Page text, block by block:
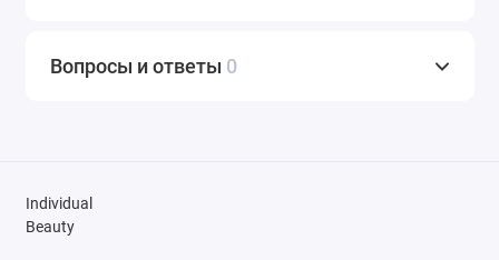
Вопросы и ответы 0
Individual
Beauty